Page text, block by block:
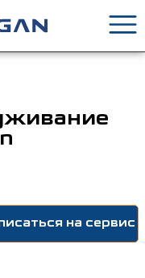
на сервис